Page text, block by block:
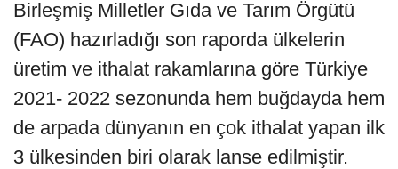
Birleşmiş Milletler Gıda ve Tarım Örgütü
(FAO) hazırladığı son raporda ülkelerin
üretim ve ithalat rakamlarına göre Türkiye
2021- 2022 sezonunda hem buğdayda hem
de arpada dünyanın en çok ithalat yapan ilk
3 ülkesinden biri olarak lanse edilmiştir.